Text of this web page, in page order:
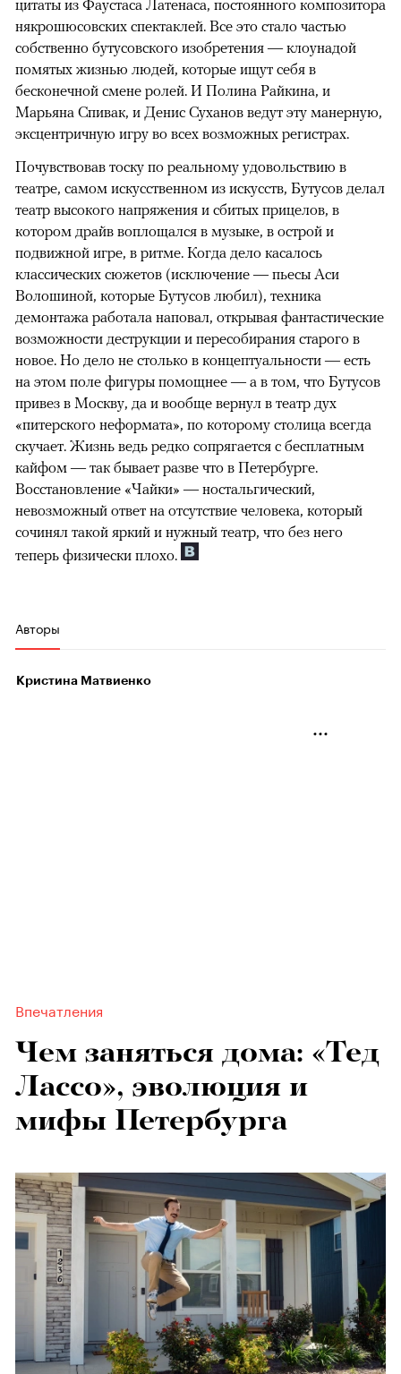
цитаты из Фаустаса Латенаса, постоянного композитора
някрошюсовских спектаклей. Все это стало частью
собственно бутусовского изобретения — клоунадой
помятых жизнью людей, которые ищут себя в
бесконечной смене ролей. И Полина Райкина, и
Марьяна Спивак, и Денис Суханов ведут эту манерную,
эксцентричную игру во всех возможных регистрах.
Почувствовав тоску по реальному удовольствию в
театре, самом искусственном из искусств, Бутусов делал
театр высокого напряжения и сбитых прицелов, в
котором драйв воплощался в музыке, в острой и
подвижной игре, в ритме. Когда дело касалось
классических сюжетов (исключение — пьесы Аси
Волошиной, которые Бутусов любил), техника
демонтажа работала наповал, открывая фантастические
возможности деструкции и пересобирания старого в
новое. Но дело не столько в концептуальности — есть
на этом поле фигуры помощнее — а в том, что Бутусов
привез в Москву, да и вообще вернул в театр дух
«питерского неформата», по которому столица всегда
скучает. Жизнь ведь редко сопрягается с бесплатным
кайфом — так бывает разве что в Петербурге.
Восстановление «Чайки» — ностальгический,
невозможный ответ на отсутствие человека, который
сочинял такой яркий и нужный театр, что без него
теперь физически плохо.
Авторы
Кристина Матвиенко
Впечатления
Чем заняться дома: «Тед
Лассо», эволюция и
мифы Петербурга